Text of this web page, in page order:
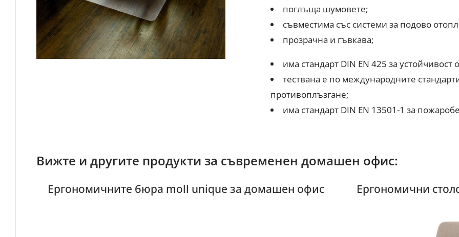
поглъща шумовете;
съвместима със системи за подово
прозрачна и гъвкава;
има стандарт DIN EN 425 за устойчивост
тествана е по международните
противоплъзгане;
има стандарт DIN EN 13501-1 за
Вижте и другите продукти за съвременен домашен офис:
Ергономичните бюра moll unique за домашен офис Ергономични